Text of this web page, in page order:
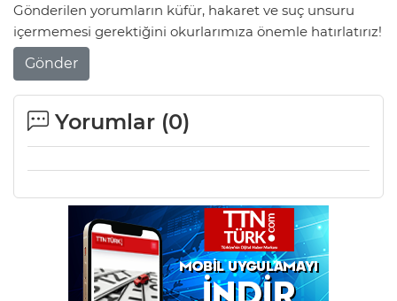
Gönderilen yorumların küfür, hakaret ve suç unsuru
içermemesi gerektiğini okurlarımıza önemle hatırlatırız!
Gönder
Yorumlar (0)